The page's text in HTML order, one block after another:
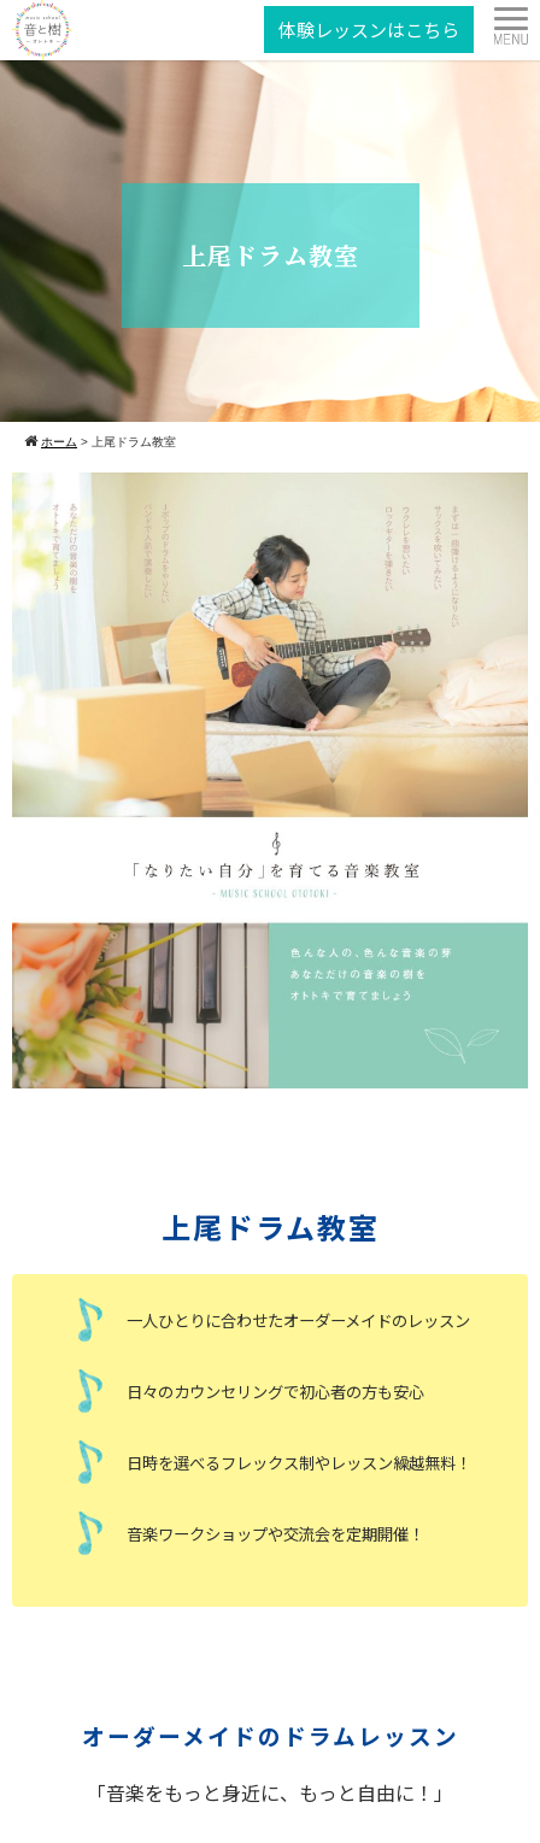
体験レッスンはこちら
上尾ドラム教室
ホーム > 上尾ドラム教室
上尾ドラム教室
一人ひとりに合わせたオーダーメイドのレッスン
日々のカウンセリングで初心者の方も安心
日時を選べるフレックス制やレッスン繰越無料！
音楽ワークショップや交流会を定期開催！
オーダーメイドのドラムレッスン
「音楽をもっと身近に、もっと自由に！」